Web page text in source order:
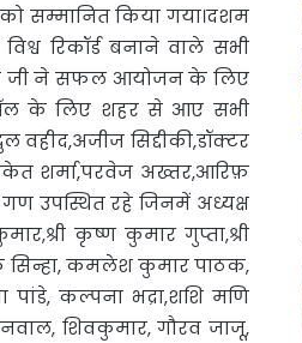
को सम्मानित किया गया।दशम
रिकॉर्ड बनाने वाले सभी
जी ने सफल आयोजन के लिए
के लिए शहर से आए सभी
सिद्दीकी,डॉक्टर
शर्मा,परवेज अख्तर,आरिफ़
उपस्थित रहे जिनमें अध्यक्ष
कृष्ण कुमार गुप्ता,श्री
सिन्हा, कमलेश कुमार पाठक,
पांडे, कल्पना भद्रा,शशि मणि
शिवकुमार, गौरव जाजू,